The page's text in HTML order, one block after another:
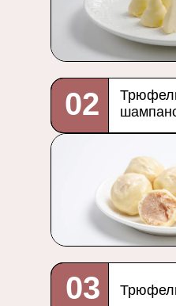
02
03